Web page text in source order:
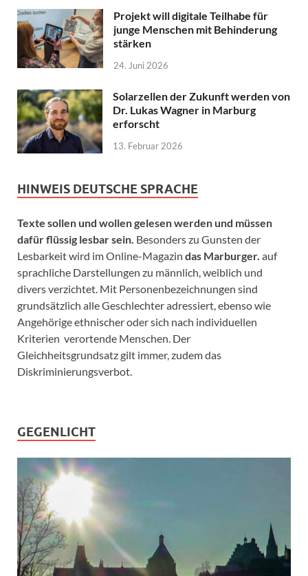
Projekt will digitale Teilhabe für
junge Menschen mit Behinderung
stärken
24. Juni 2026
Solarzellen der Zukunft werden von
Dr. Lukas Wagner in Marburg
erforscht
13. Februar 2026
HINWEIS DEUTSCHE SPRACHE
Texte sollen und wollen gelesen werden und müssen
dafür flüssig lesbar sein. Besonders zu Gunsten der
Lesbarkeit wird im Online-Magazin das Marburger. auf
sprachliche Darstellungen zu männlich, weiblich und
divers verzichtet. Mit Personenbezeichnungen sind
grundsätzlich alle Geschlechter adressiert, ebenso wie
Angehörige ethnischer oder sich nach individuellen
Kriterien verortende Menschen. Der
Gleichheitsgrundsatz gilt immer, zudem das
Diskriminierungsverbot.
GEGENLICHT